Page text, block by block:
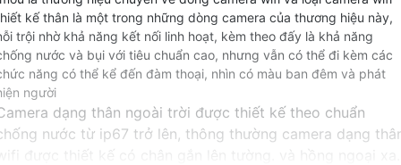
kế thân là một trong những dòng camera của thương hiệu này,
trội nhờ khả năng kết nối linh hoạt, kèm theo đấy là khả năng
nước và bụi với tiêu chuẩn cao, nhưng vẫn có thể đi kèm các
năng có thể kể đến đàm thoại, nhìn có màu ban đêm và phát
người
dạng thân ngoài trời được thiết kế theo chuẩn
nước từ ip67 trở lên, thông thường camera dạng
được thiết kế có chân gắn lên tường. và hồng ngoại xa.